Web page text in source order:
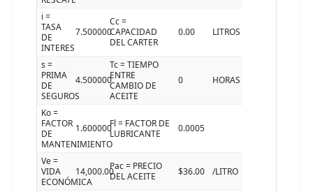
i =
TASA
DE
INTERES
7.500000
Cc =
CAPACIDAD
DEL CARTER
0.00 LITROS
s =
PRIMA
DE
SEGUROS
4.500000
Tc = TIEMPO
ENTRE
CAMBIO DE
ACEITE
0 HORAS
Ko =
FACTOR
DE
MANTENIMIENTO
1.600000Fl = FACTOR DE
LUBRICANTE
0.0005
Ve =
VIDA
ECONÓMICA
14,000.00Pac = PRECIO
DEL ACEITE
$36.00 /LITRO